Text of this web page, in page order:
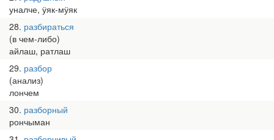
уналче, ӱяк-мӱяк
28 разбираться
(в чем-либо)
айлаш, ратлаш
29 разбор
(анализ)
лончем
30 разборный
рончыман